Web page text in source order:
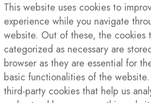
This website uses cookies to
experience while you navigate
website. Out of these, the cookies
categorized as necessary are
browser as they are essential for
basic functionalities of the
third-party cookies that help us